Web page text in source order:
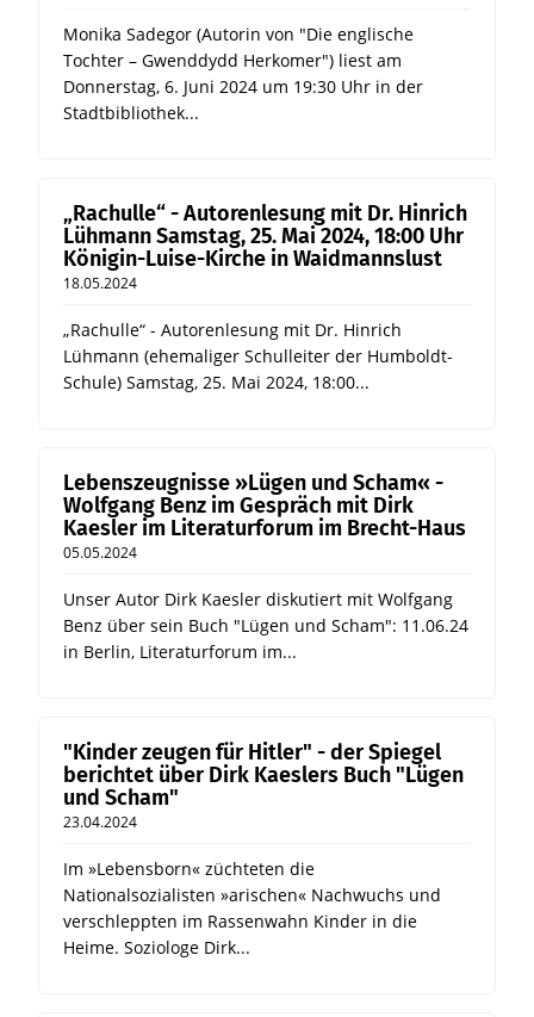
Monika Sadegor (Autorin von "Die englische
Tochter – Gwenddydd Herkomer") liest am
Donnerstag, 6. Juni 2024 um 19:30 Uhr in der
Stadtbibliothek...
„Rachulle“ - Autorenlesung mit Dr. Hinrich
Lühmann Samstag, 25. Mai 2024, 18:00 Uhr
Königin-Luise-Kirche in Waidmannslust
18.05.2024
„Rachulle“ - Autorenlesung mit Dr. Hinrich
Lühmann (ehemaliger Schulleiter der Humboldt-
Schule) Samstag, 25. Mai 2024, 18:00...
Lebenszeugnisse »Lügen und Scham« -
Wolfgang Benz im Gespräch mit Dirk
Kaesler im Literaturforum im Brecht-Haus
05.05.2024
Unser Autor Dirk Kaesler diskutiert mit Wolfgang
Benz über sein Buch "Lügen und Scham": 11.06.24
in Berlin, Literaturforum im...
"Kinder zeugen für Hitler" - der Spiegel
berichtet über Dirk Kaeslers Buch "Lügen
und Scham"
23.04.2024
Im »Lebensborn« züchteten die
Nationalsozialisten »arischen« Nachwuchs und
verschleppten im Rassenwahn Kinder in die
Heime. Soziologe Dirk...